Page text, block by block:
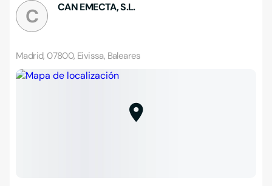
C CAN EMECTA, S.L.
Madrid, 07800, Eivissa, Baleares